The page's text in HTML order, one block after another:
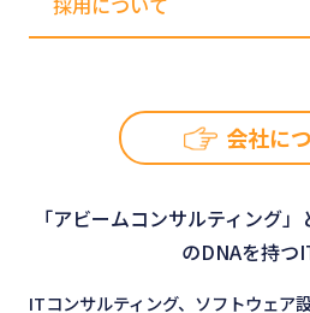
会社に
「アビームコンサルティング
のDNAを持つ
ITコンサルティング、ソフトウェア